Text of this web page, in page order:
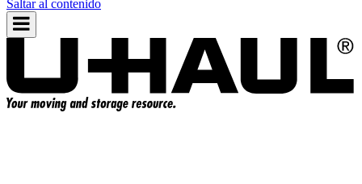
Saltar al contenido